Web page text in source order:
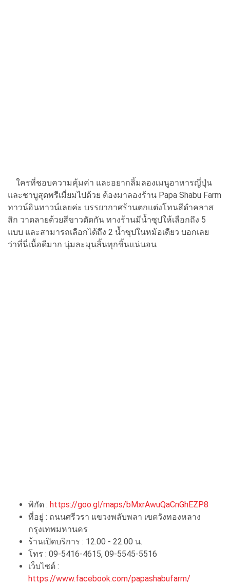
ใครที่ชอบความคุ้มค่า และอยากลิ้มลองเมนูอาหารญี่ปุ่น
และชาบูสุดพรีเมี่ยมไปด้วย ต้องมาลองร้าน Papa Shabu Farm
ทาวน์อินทาวน์เลยค่ะ บรรยากาศร้านตกแต่งโทนสีดำคลาส
สิก วาดลายด้วยสีขาวตัดกัน ทางร้านมีน้ำซุปให้เลือกถึง 5
แบบ และสามารถเลือกได้ถึง 2 น้ำซุปในหม้อเดียว บอกเลย
ว่าที่นี่เนื้อดีมาก นุ่มละมุนลิ้นทุกชิ้นแน่นอน
พิกัด : https://goo.gl/maps/bMxrAwuQaCnGhEZP8
ที่อยู่ : ถนนศรีวรา แขวงพลับพลา เขตวังทองหลาง
กรุงเทพมหานคร
ร้านเปิดบริการ : 12.00 - 22.00 น.
โทร : 09-5416-4615, 09-5545-5516
เว็บไซต์ :
https://www.facebook.com/papashabufarm/